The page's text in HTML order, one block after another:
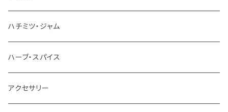
お茶
ホットチョコレート
ハチミツ・ジャム
ハーブ・スパイス
アクセサリー